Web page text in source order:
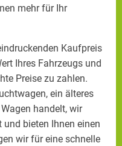
mehr für Ihr
Kaufpreis
Ihres Fahrzeugs und
Preise zu zahlen.
ein älteres
handelt, wir
bieten Ihnen einen
wir für eine schnelle